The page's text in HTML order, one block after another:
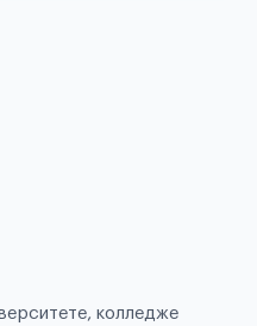
колледже